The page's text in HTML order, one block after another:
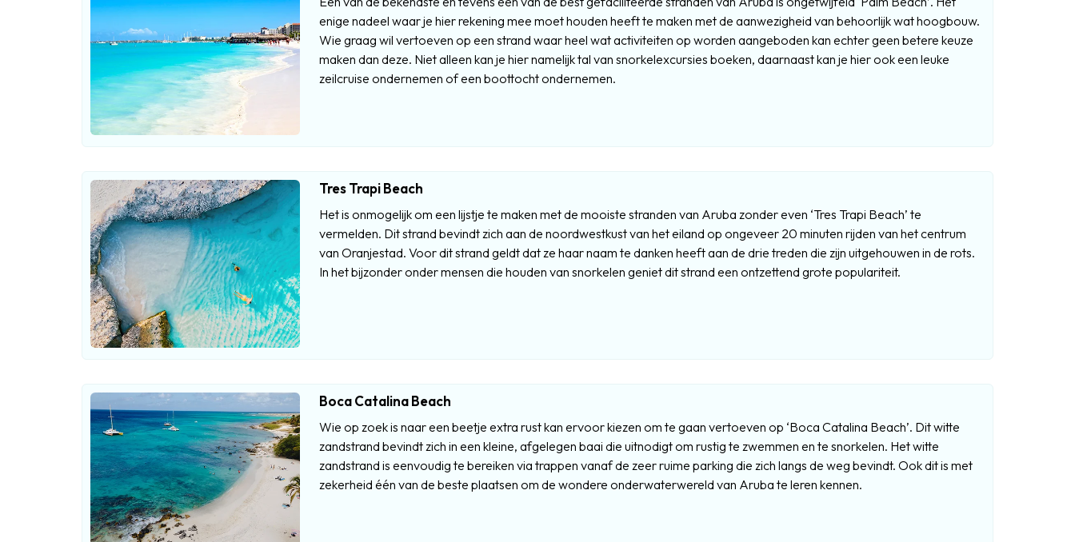
enige nadeel waar je hier rekening mee moet houden heeft te maken met de aanwezigheid van behoorlijk wat hoogbouw.
Wie graag wil vertoeven op een strand waar heel wat activiteiten op worden aangeboden kan echter geen betere keuze
maken dan deze. Niet alleen kan je hier namelijk tal van snorkelexcursies boeken, daarnaast kan je hier ook een leuke
zeilcruise ondernemen of een boottocht ondernemen.
Tres Trapi Beach
Het is onmogelijk om een lijstje te maken met de mooiste stranden van Aruba zonder even ‘Tres Trapi Beach’ te
vermelden. Dit strand bevindt zich aan de noordwestkust van het eiland op ongeveer 20 minuten rijden van het centrum
van Oranjestad. Voor dit strand geldt dat ze haar naam te danken heeft aan de drie treden die zijn uitgehouwen in de rots.
In het bijzonder onder mensen die houden van snorkelen geniet dit strand een ontzettend grote populariteit.
Boca Catalina Beach
Wie op zoek is naar een beetje extra rust kan ervoor kiezen om te gaan vertoeven op ‘Boca Catalina Beach’. Dit witte
zandstrand bevindt zich in een kleine, afgelegen baai die uitnodigt om rustig te zwemmen en te snorkelen. Het witte
zandstrand is eenvoudig te bereiken via trappen vanaf de zeer ruime parking die zich langs de weg bevindt. Ook dit is met
zekerheid één van de beste plaatsen om de wondere onderwaterwereld van Aruba te leren kennen.